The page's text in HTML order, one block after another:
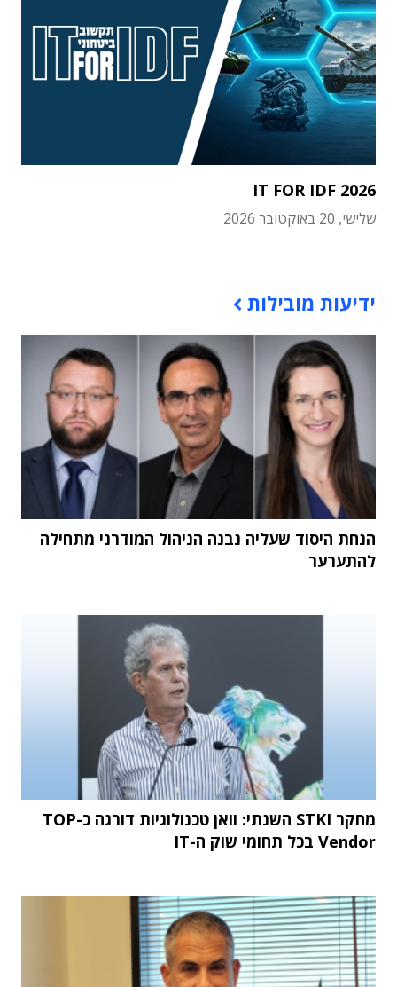
IT FOR IDF 2026
שלישי, 20 באוקטובר 2026
ידיעות מובילות
הנחת היסוד שעליה נבנה הניהול המודרני מתחילה
להתערער
מחקר STKI השנתי: וואן טכנולוגיות דורגה כ-TOP
Vendor בכל תחומי שוק ה-IT